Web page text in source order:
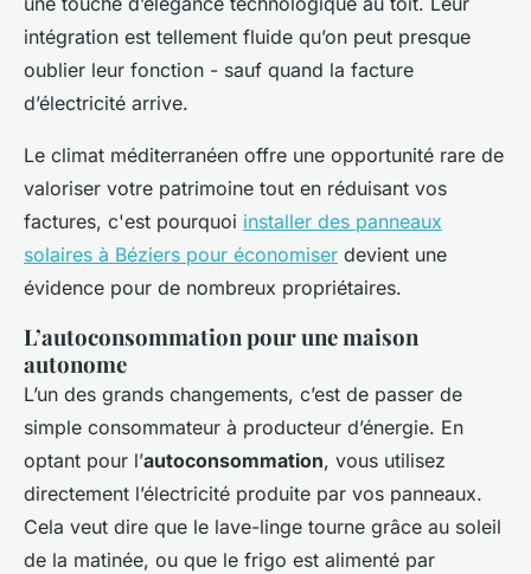
intégration est tellement fluide qu’on peut presque
oublier leur fonction - sauf quand la facture
d’électricité arrive.
Le climat méditerranéen offre une opportunité rare de
valoriser votre patrimoine tout en réduisant vos
factures, c'est pourquoi installer des panneaux
solaires à Béziers pour économiser devient une
évidence pour de nombreux propriétaires.
L’autoconsommation pour une maison
autonome
L’un des grands changements, c’est de passer de
simple consommateur à producteur d’énergie. En
optant pour l’autoconsommation, vous utilisez
directement l’électricité produite par vos panneaux.
Cela veut dire que le lave-linge tourne grâce au soleil
de la matinée, ou que le frigo est alimenté par